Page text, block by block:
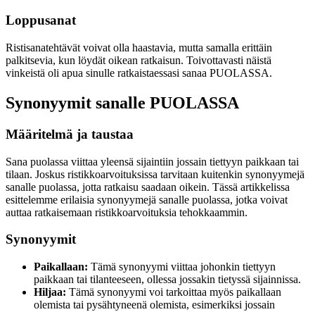
Loppusanat
Ristisanatehtävät voivat olla haastavia, mutta samalla erittäin
palkitsevia, kun löydät oikean ratkaisun. Toivottavasti näistä
vinkeistä oli apua sinulle ratkaistaessasi sanaa PUOLASSA.
Synonyymit sanalle PUOLASSA
Määritelmä ja taustaa
Sana puolassa viittaa yleensä sijaintiin jossain tiettyyn paikkaan tai
tilaan. Joskus ristikkoarvoituksissa tarvitaan kuitenkin synonyymejä
sanalle puolassa, jotta ratkaisu saadaan oikein. Tässä artikkelissa
esittelemme erilaisia synonyymejä sanalle puolassa, jotka voivat
auttaa ratkaisemaan ristikkoarvoituksia tehokkaammin.
Synonyymit
Paikallaan: Tämä synonyymi viittaa johonkin tiettyyn
paikkaan tai tilanteeseen, ollessa jossakin tietyssä sijainnissa.
Hiljaa: Tämä synonyymi voi tarkoittaa myös paikallaan
olemista tai pysähtyneenä olemista, esimerkiksi jossain